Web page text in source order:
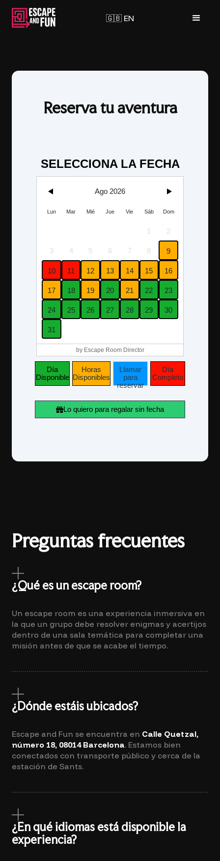
🇬🇧 EN
Reserva tu aventura
SELECCIONA LA FECHA
Ago 2026
Lun Mar Mié Jue Vie Sáb Dom
1 2
3 4 5 6 7 8 9
10 11 12 13 14 15 16
17 18 19 20 21 22 23
24 25 26 27 28 29 30
31
by Escape Room Director
Día
Disponible
Horas
Disponibles
Llamar
para
reservar
Día
Completo
Lo quiero para regalar sin fecha
Preguntas frecuentes
¿Qué es un escape room?
Un escape room es una experiencia inmersiva en
la que un grupo debe resolver enigmas y acertijos
dentro de una sala temática para completar una
misión antes de que se acabe el tiempo.
¿Dónde estáis ubicados?
Escape and Fun se encuentra en Calle Quetzal,
número 18, 08014 Barcelona. Estamos bien
conectados con transporte público y cerca de la
estación de Sants.
¿En qué idiomas está disponible la
experiencia?